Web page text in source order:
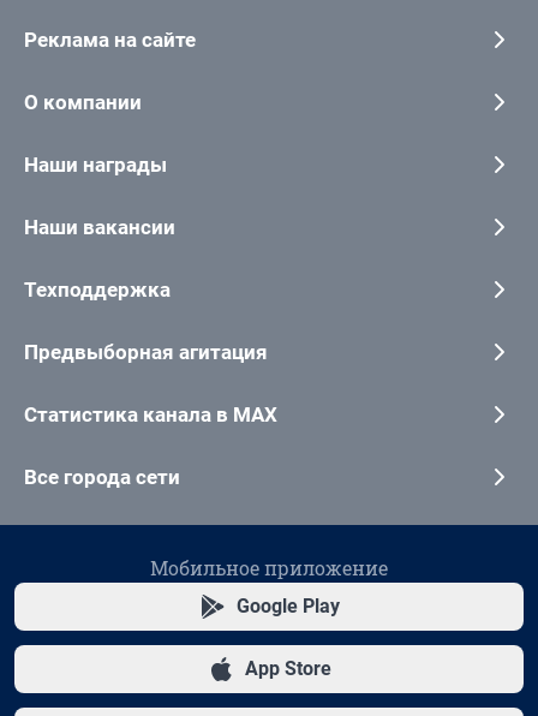
Реклама на сайте
О компании
Наши награды
Наши вакансии
Техподдержка
Предвыборная агитация
Статистика канала в MAX
Все города сети
Мобильное приложение
Google Play
App Store